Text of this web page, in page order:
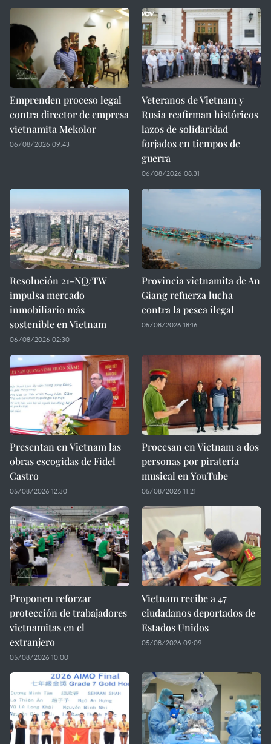
Emprenden proceso legal
contra director de empresa
vietnamita Mekolor
06/08/2026 09:43
Veteranos de Vietnam y
Rusia reafirman históricos
lazos de solidaridad
forjados en tiempos de
guerra
06/08/2026 08:31
Resolución 21-NQ/TW
impulsa mercado
inmobiliario más
sostenible en Vietnam
06/08/2026 02:30
Provincia vietnamita de An
Giang refuerza lucha
contra la pesca ilegal
05/08/2026 18:16
Presentan en Vietnam las
obras escogidas de Fidel
Castro
05/08/2026 12:30
Procesan en Vietnam a dos
personas por piratería
musical en YouTube
05/08/2026 11:21
Proponen reforzar
protección de trabajadores
vietnamitas en el
extranjero
05/08/2026 10:00
Vietnam recibe a 47
ciudadanos deportados de
Estados Unidos
05/08/2026 09:09